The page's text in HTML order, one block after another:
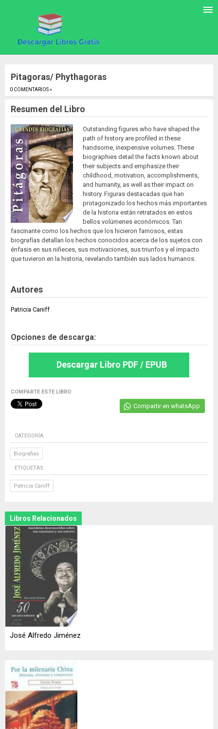
Pitagoras/ Phythagoras
0 COMENTARIOS ».
Resumen del Libro
Outstanding figures who have shaped the
path of history are profiled in these
handsome, inexpensive volumes. These
biographies detail the facts known about
their subjects and emphasize their
childhood, motivation, accomplishments,
and humanity, as well as their impact on
history. Figuras destacadas que han
protagonizado los hechos más importantes
de la historia están retratados en estos
bellos volúmenes económicos. Tan
fascinante como los hechos que los hicieron famosos, estas
biografías detallan los hechos conocidos acerca de los sujetos con
énfasis en sus niñeces, sus motivaciones, sus triunfos y el impacto
que tuvieron en la historia, revelando también sus lados humanos.
Autores
Patricia Caniff
Opciones de descarga:
Descargar Libro PDF / EPUB
COMPARTE ESTE LIBRO:
Compartir en whatsApp
CATEGORÍA
Biografias
ETIQUETAS:
Patricia Caniff
Libros Relacionados
José Alfredo Jiménez